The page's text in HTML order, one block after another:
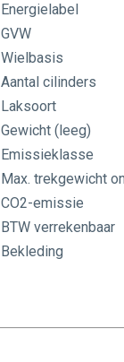
Energielabel
GVW
Wielbasis
Aantal cilinders
Laksoort
Gewicht (leeg)
Emissieklasse
Max. trekgewicht
CO2-emissie
BTW verrekenbaar
Bekleding